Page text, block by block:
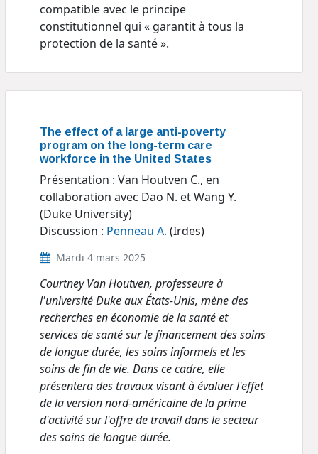
compatible avec le principe
constitutionnel qui « garantit à tous la
protection de la santé ».
The effect of a large anti-poverty
program on the long-term care
workforce in the United States
Présentation : Van Houtven C., en
collaboration avec Dao N. et Wang Y.
(Duke University)
Discussion : Penneau A. (Irdes)
Mardi 4 mars 2025
Courtney Van Houtven, professeure à
l'université Duke aux États-Unis, mène des
recherches en économie de la santé et
services de santé sur le financement des soins
de longue durée, les soins informels et les
soins de fin de vie. Dans ce cadre, elle
présentera des travaux visant à évaluer l'effet
de la version nord-américaine de la prime
d'activité sur l'offre de travail dans le secteur
des soins de longue durée.